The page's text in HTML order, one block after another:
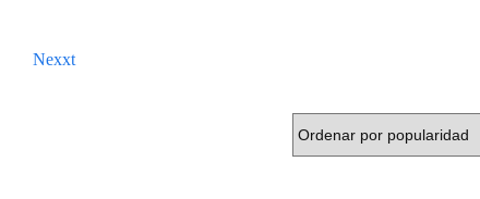
Nexxt